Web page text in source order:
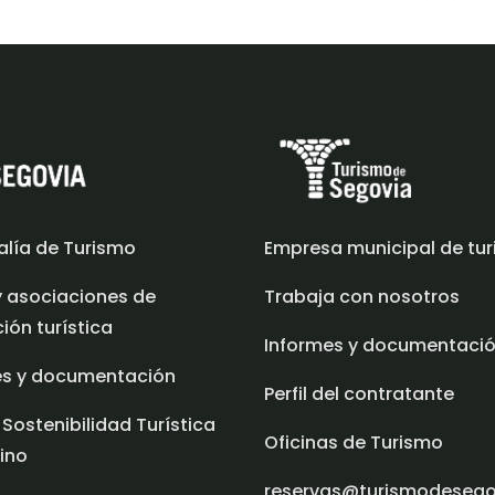
de Turismo
asociaciones de
turística
y documentación
Sostenibilidad Turística
Empresa municipal de
Trabaja con nosotros
Informes y
Perfil del contratante
Oficinas de Turismo